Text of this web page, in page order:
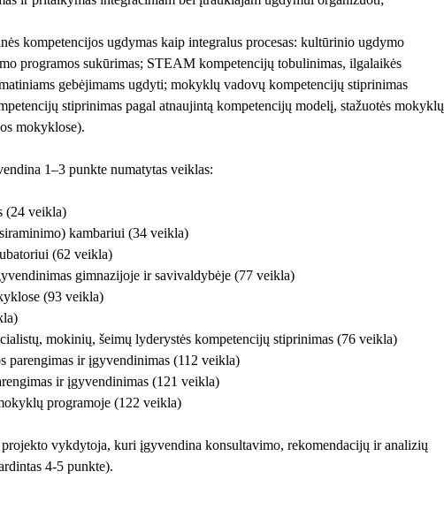
kompetencijos ugdymas kaip integralus procesas: kultūrinio ugdymo
programos sukūrimas; STEAM kompetencijų tobulinimas, ilgalaikės
gebėjimams ugdyti; mokyklų vadovų kompetencijų stiprinimas
stiprinimas pagal atnaujintą kompetencijų modelį, stažuotės mokyklų
mokyklose).
1–3 punkte numatytas veiklas:
(24 veikla)
kambariui (34 veikla)
(62 veikla)
gimnazijoje ir savivaldybėje (77 veikla)
(93 veikla)
mokinių, šeimų lyderystės kompetencijų stiprinimas (76 veikla)
parengimas ir įgyvendinimas (112 veikla)
ir įgyvendinimas (121 veikla)
programoje (122 veikla)
vykdytoja, kuri įgyvendina konsultavimo, rekomendacijų ir analizių
4-5 punkte).